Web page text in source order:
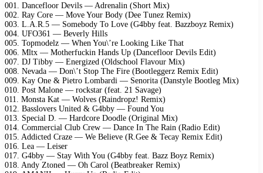
001. Dancefloor Devils — Adrenalin (Short Mix)
002. Ray Core — Move Your Body (Dee Tunez Remix)
003. L.A.R.5 — Somebody To Love (G4bby feat. Bazzboyz Remix)
004. UFO361 — Beverly Hills
005. Topmodelz — When You\’re Looking Like That
006. Mltx — Motherfuckin Hands Up (Dancefloor Devils Edit)
007. DJ Tibby — Energized (Oldschool Flavour Mix)
008. Nevada — Don\’t Stop The Fire (Bootleggerz Remix Edit)
009. Kay One & Pietro Lombardi — Senorita (Danstyle Bootleg Mix)
010. Post Malone — rockstar (feat. 21 Savage)
011. Monsta Kat — Wolves (Raindropz! Remix)
012. Basslovers United & G4bby — Found You
013. Special D. — Hardcore Doodle (Original Mix)
014. Commercial Club Crew — Dance In The Rain (Radio Edit)
015. Addicted Craze — We Believe (R.Gee & Tecay Remix Edit)
016. Lea — Leiser
017. G4bby — Stay With You (G4bby feat. Bazz Boyz Remix)
018. Andy Ztoned — Oh Carol (Beatbreaker Remix)